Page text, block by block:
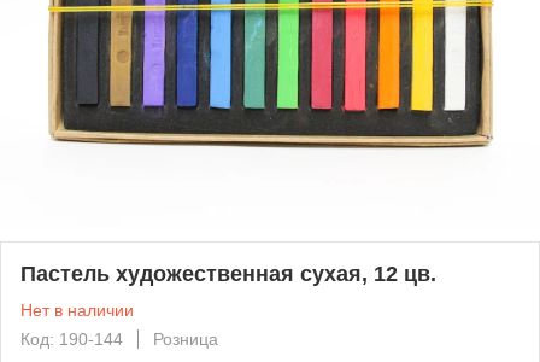
Пастель художественная сухая, 12 цв.
Нет в наличии
Код: 190-144
Розница